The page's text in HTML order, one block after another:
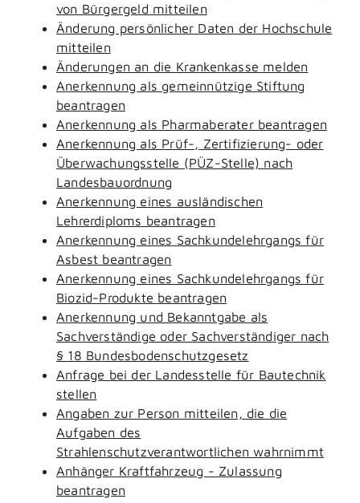
von Bürgergeld mitteilen
Änderung persönlicher Daten der Hochschule
mitteilen
Änderungen an die Krankenkasse melden
Anerkennung als gemeinnützige Stiftung
beantragen
Anerkennung als Pharmaberater beantragen
Anerkennung als Prüf-, Zertifizierung- oder
Überwachungsstelle (PÜZ-Stelle) nach
Landesbauordnung
Anerkennung eines ausländischen
Lehrerdiploms beantragen
Anerkennung eines Sachkundelehrgangs für
Asbest beantragen
Anerkennung eines Sachkundelehrgangs für
Biozid-Produkte beantragen
Anerkennung und Bekanntgabe als
Sachverständige oder Sachverständiger nach
§ 18 Bundesbodenschutzgesetz
Anfrage bei der Landesstelle für Bautechnik
stellen
Angaben zur Person mitteilen, die die
Aufgaben des
Strahlenschutzverantwortlichen wahrnimmt
Anhänger Kraftfahrzeug - Zulassung
beantragen